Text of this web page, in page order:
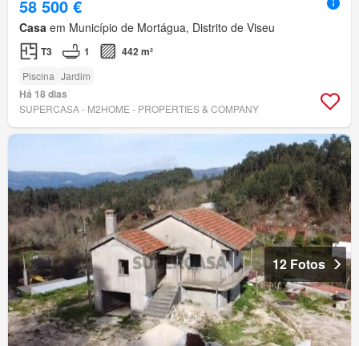
58 500 €
Casa em Município de Mortágua, Distrito de Viseu
T3 1 442 m²
Piscina Jardim
Há 18 dias
SUPERCASA - M2HOME - PROPERTIES & COMPANY
12 Fotos